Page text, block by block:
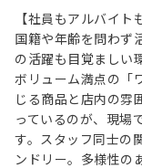
【社員もアルバイト
国籍や年齢を問わず
の活躍も目覚ましい
ボリューム満点の「
じる商品と店内の雰
っているのが、現場
す。スタッフ同士の
ンドリー。多様性の